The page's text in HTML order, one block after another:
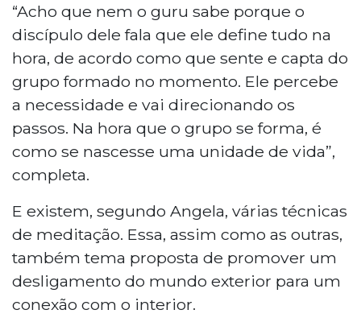
“Acho que nem o guru sabe porque o
discípulo dele fala que ele define tudo na
hora, de acordo como que sente e capta do
grupo formado no momento. Ele percebe
a necessidade e vai direcionando os
passos. Na hora que o grupo se forma, é
como se nascesse uma unidade de vida”,
completa.
E existem, segundo Angela, várias técnicas
de meditação. Essa, assim como as outras,
também tema proposta de promover um
desligamento do mundo exterior para um
conexão com o interior.